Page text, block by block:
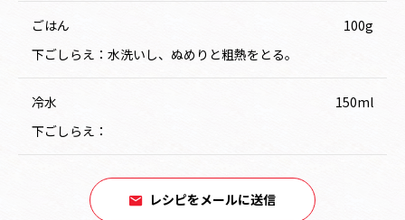
ごはん
100g
下ごしらえ：水洗いし、ぬめりと粗熱をとる。
冷水
150ml
下ごしらえ：
レシピをメールに送信